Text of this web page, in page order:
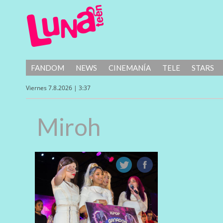
FANDOM NEWS CINEMANÍA TELE STARS
Viernes 7.8.2026 | 3:37
Miroh